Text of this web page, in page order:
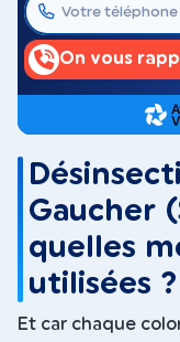
On vous
Gaucher
quelles
utilisées ?
Et car chaque